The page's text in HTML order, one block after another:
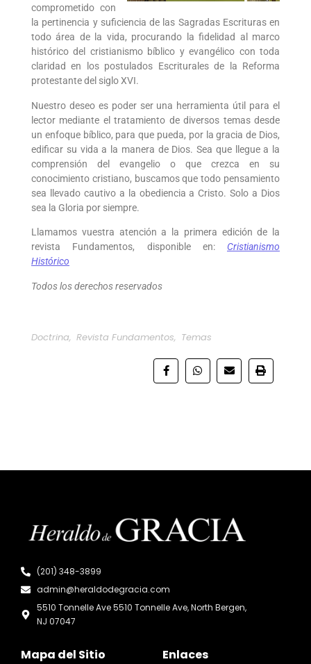
comprometido con
la pertinencia y suficiencia de las Sagradas Escrituras en
todo área de la vida, procurando la fidelidad al marco
histórico del cristianismo bíblico y evangélico con toda
claridad en los postulados Escriturales de la Reforma
protestante del siglo XVI.
Nuestro deseo es poder ser una herramienta útil para el
lector mediante el tratamiento de diversos temas desde
un enfoque bíblico, para que pueda, por la gracia de Dios,
edificar su vida a la manera de Dios. Sea que llegue a la
comprensión del evangelio o que crezca en su
conocimiento cristiano, buscamos que todo pensamiento
sea llevado cautivo a la obediencia a Cristo. Solo a Dios
sea la Gloria por siempre.
Llamamos vuestra atención a la primera edición de la
revista Fundamentos, disponible en: Cristianismo
Histórico
Todos los derechos reservados
Doctrina, Revista Fundamentos, Temas
(201) 348-3899
admin@heraldodegracia.com
5510 Tonnelle Ave 5510 Tonnelle Ave, North Bergen,
NJ 07047
Mapa del Sitio Enlaces